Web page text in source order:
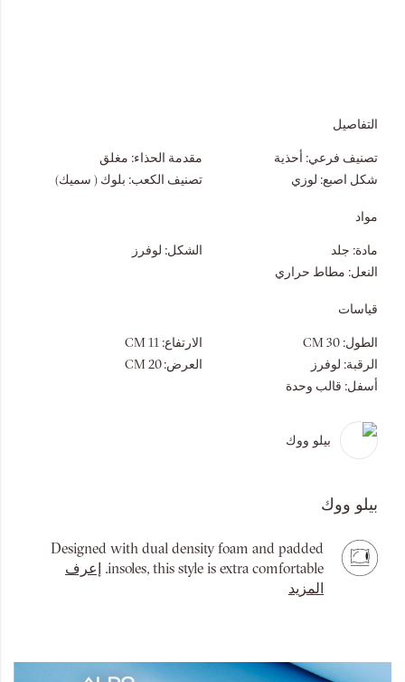
التفاصيل
تصنيف فرعي: أحذية مقدمة الحذاء: مغلق
شكل اصبع: لوزي تصنيف الكعب: بلوك ( سميك)
مواد
مادة: جلد الشكل: لوفرز
النعل: مطاط حراري
قياسات
الطول: 30 CM الارتفاع: 11 CM
الرقبة: لوفرز العرض: 20 CM
أسفل: قالب وحدة
بيلو ووك
بيلو ووك
Designed with dual density foam and padded
insoles, this style is extra comfortable.
إعرف
المزيد